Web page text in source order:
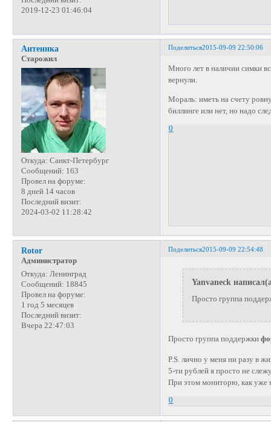
2019-12-23 01:46:04
Поделиться2015-09-09 22:50:06
Антеннка
Старожил
Откуда: Санкт-Петербург
Сообщений: 163
Провел на форуме:
8 дней 14 часов
Последний визит:
2024-03-02 11:28:42
Много лет в наличии симки
вернули.
Мораль: иметь на счету
биллинге или нет, но надо
0
Поделиться2015-09-09 22:54:48
Rotor
Администратор
Откуда: Ленинград
Сообщений: 18845
Провел на форуме:
1 год 5 месяцев
Последний визит:
Вчера 22:47:03
Yanvaneck
Просто группа
Просто группа поддержки
P.S. лично у меня ни разу в
5-ти рублей я просто не
При этом мониторю, как уже
0